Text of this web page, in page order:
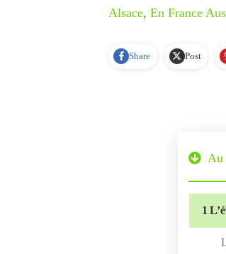
Alsace, En France
Share Post
Au
1